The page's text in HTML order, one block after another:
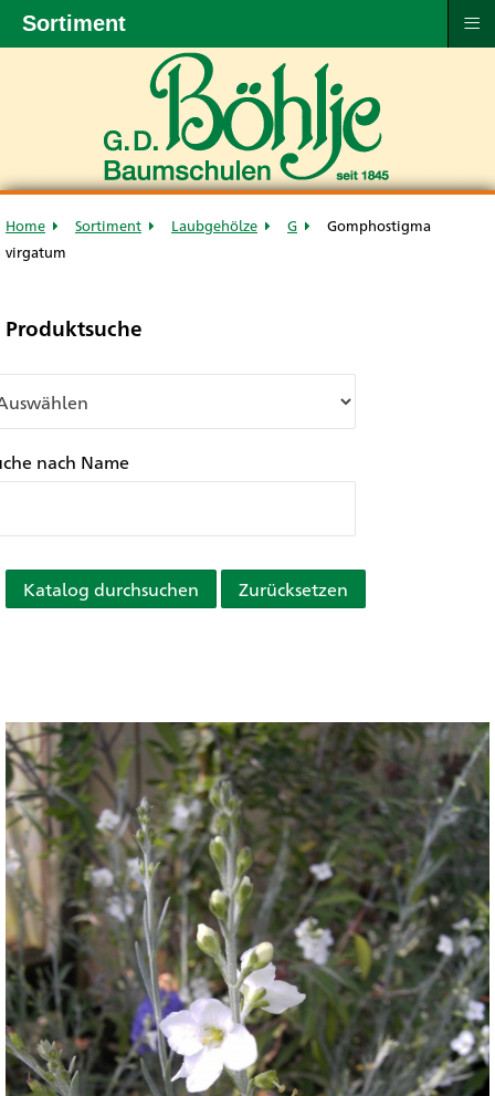
Home Sortiment Laubgehölze G
Gomphostigma
virgatum
Produktsuche
nach Name
Katalog durchsuchen Zurücksetzen
Sortiment ≡